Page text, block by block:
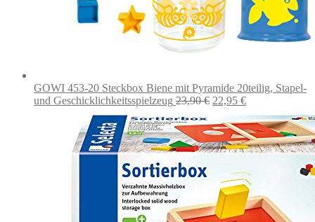
GOWI 453-20 Steckbox Biene mit Pyramide 20teilig, Stapel-
und Geschicklichkeitsspielzeug 23,90€ Ursprünglicher
war:
23,90 €
22,95 €Aktueller
ist:
22,95 €.